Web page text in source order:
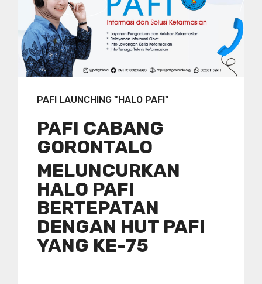
PAFI LAUNCHING "HALO PAFI"
PAFI CABANG
GORONTALO
MELUNCURKAN
HALO PAFI
BERTEPATAN
DENGAN HUT PAFI
YANG KE-75